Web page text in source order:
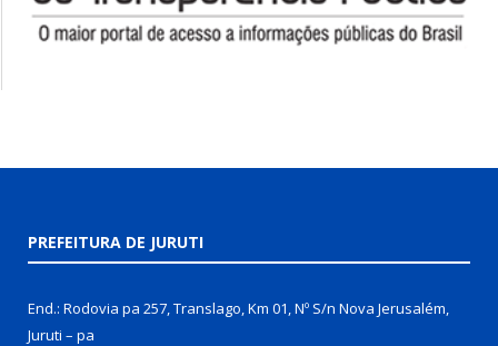
PREFEITURA DE JURUTI
End.: Rodovia pa 257, Translago, Km 01, Nº S/n Nova Jerusalém,
Juruti – pa